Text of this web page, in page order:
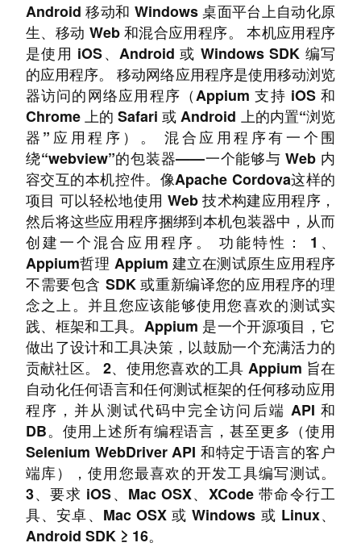
Android 移动和 Windows 桌面平台上自动化原
生、移动 Web 和混合应用程序。 本机应用程序
是使用 iOS、Android 或 Windows SDK 编写
的应用程序。 移动网络应用程序是使用移动浏览
器访问的网络应用程序（Appium 支持 iOS 和
Chrome 上的 Safari 或 Android 上的内置“浏览
器”应用程序）。 混合应用程序有一个围
绕“webview”的包装器——一个能够与 Web 内
容交互的本机控件。像Apache Cordova这样的
项目 可以轻松地使用 Web 技术构建应用程序，
然后将这些应用程序捆绑到本机包装器中，从而
创建一个混合应用程序。 功能特性： 1、
Appium哲理 Appium 建立在测试原生应用程序
不需要包含 SDK 或重新编译您的应用程序的理
念之上。并且您应该能够使用您喜欢的测试实
践、框架和工具。Appium 是一个开源项目，它
做出了设计和工具决策，以鼓励一个充满活力的
贡献社区。 2、使用您喜欢的工具 Appium 旨在
自动化任何语言和任何测试框架的任何移动应用
程序，并从测试代码中完全访问后端 API 和
DB。使用上述所有编程语言，甚至更多（使用
Selenium WebDriver API 和特定于语言的客户
端库），使用您最喜欢的开发工具编写测试。
3、要求 iOS、Mac OSX、XCode 带命令行工
具、安卓、Mac OSX 或 Windows 或 Linux、
Android SDK ≥ 16。